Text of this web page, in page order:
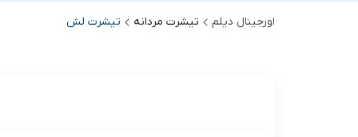
اورجینال دیلم تیشرت مردانه تیشرت لش